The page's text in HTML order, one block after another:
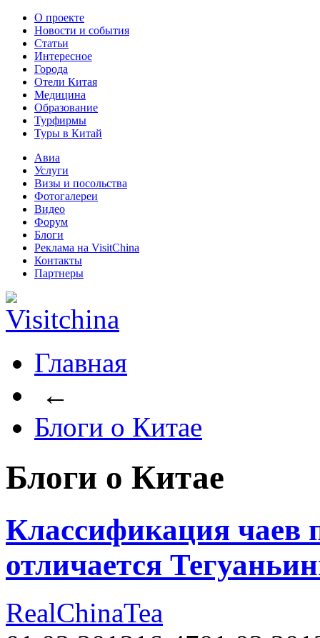
О проекте
Новости и события
Статьи
Интересное
Города
Отели Китая
Медицина
Образование
Турфирмы
Туры в Китай
Авиа
Услуги
Визы и посольства
Фотогалереи
Видео
Форум
Блоги
Реклама на VisitChina
Контакты
Партнеры
Главная
←
Блоги о Китае
Блоги о Китае
Классификация
отличается
RealChinaTea